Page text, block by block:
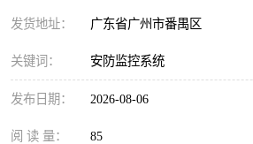
发货地址： 广东省广州市番禺区
关键词： 安防监控系统
发布日期： 2026-08-06
阅 读 量： 85